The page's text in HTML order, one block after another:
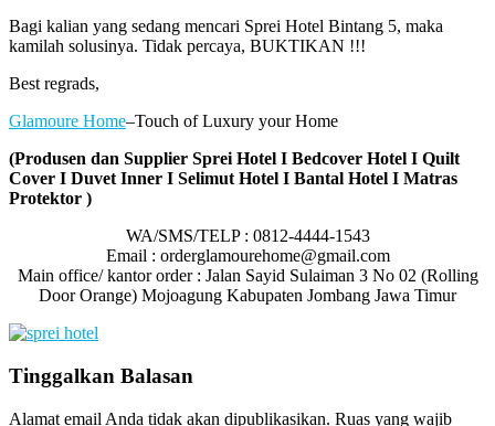
Bagi kalian yang sedang mencari Sprei Hotel Bintang 5, maka
kamilah solusinya. Tidak percaya, BUKTIKAN !!!
Best regrads,
Glamoure Home–Touch of Luxury your Home
(Produsen dan Supplier Sprei Hotel I Bedcover Hotel I Quilt
Cover I Duvet Inner I Selimut Hotel I Bantal Hotel I Matras
Protektor )
WA/SMS/TELP : 0812-4444-1543
Email : orderglamourehome@gmail.com
Main office/ kantor order : Jalan Sayid Sulaiman 3 No 02 (Rolling
Door Orange) Mojoagung Kabupaten Jombang Jawa Timur
Tinggalkan Balasan
Alamat email Anda tidak akan dipublikasikan. Ruas yang wajib